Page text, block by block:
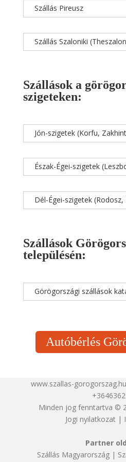
Szállás Pireusz
Szállás Szaloniki
Szállások a
szigeteken:
Jón-szigetek (Korfu,
Észak-Égei-szigetek
Dél-Égei-szigetek
Szállások
településén:
Görögországi szállások
Autóbérlés
www.szallas-
Minden jog fenntartva ©
Jogi nyilatkozat|
Partner
Szállás Magyarország|